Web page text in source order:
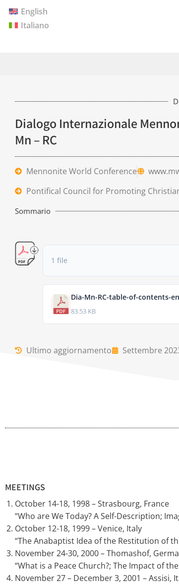
English
Italiano
Dialogo Internazionale
Mn – RC
Mennonite World Conference
Pontifical Council for Promoting
Sommario
1 file
Dia-Mn-RC-table-of-contents-
83.53 KB
Ultimo aggiornamento Settembre
MEETINGS
October 14-18, 1998 – Strasbourg, France
“Who are We Today? A Self-Description;
October 12-18, 1999 – Venice, Italy
“The Anabaptist Idea of the Restitution of
November 24-30, 2000 – Thomashof,
“What is a Peace Church?; The Impact of
November 27 – December 3, 2001 – Assisi,